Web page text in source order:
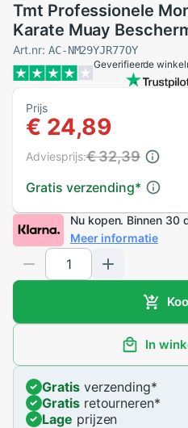
Tmt Professionele
Karate Muay
Sport Voetbal
Bruxisme
Art.nr: AC-NM29YJR77OY
Geverifieerde
Prijs
€ 24,89
Gratis verzending*
Adviesprijs:€ 32,39
Nu kopen. Binnen 30
Meer informatie
In
Gratisverzending*
Gratisretourneren*
Lage prijzen